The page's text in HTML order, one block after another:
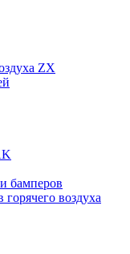
ZX
бамперов
воздуха